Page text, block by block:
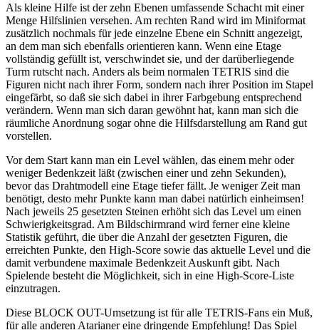
Als kleine Hilfe ist der zehn Ebenen umfassende Schacht mit einer
Menge Hilfslinien versehen. Am rechten Rand wird im Miniformat
zusätzlich nochmals für jede einzelne Ebene ein Schnitt angezeigt,
an dem man sich ebenfalls orientieren kann. Wenn eine Etage
vollständig gefüllt ist, verschwindet sie, und der darüberliegende
Turm rutscht nach. Anders als beim normalen TETRIS sind die
Figuren nicht nach ihrer Form, sondern nach ihrer Position im Stapel
eingefärbt, so daß sie sich dabei in ihrer Farbgebung entsprechend
verändern. Wenn man sich daran gewöhnt hat, kann man sich die
räumliche Anordnung sogar ohne die Hilfsdarstellung am Rand gut
vorstellen.
Vor dem Start kann man ein Level wählen, das einem mehr oder
weniger Bedenkzeit läßt (zwischen einer und zehn Sekunden),
bevor das Drahtmodell eine Etage tiefer fällt. Je weniger Zeit man
benötigt, desto mehr Punkte kann man dabei natürlich einheimsen!
Nach jeweils 25 gesetzten Steinen erhöht sich das Level um einen
Schwierigkeitsgrad. Am Bildschirmrand wird ferner eine kleine
Statistik geführt, die über die Anzahl der gesetzten Figuren, die
erreichten Punkte, den High-Score sowie das aktuelle Level und die
damit verbundene maximale Bedenkzeit Auskunft gibt. Nach
Spielende besteht die Möglichkeit, sich in eine High-Score-Liste
einzutragen.
Diese BLOCK OUT-Umsetzung ist für alle TETRIS-Fans ein Muß,
für alle anderen Atarianer eine dringende Empfehlung! Das Spiel